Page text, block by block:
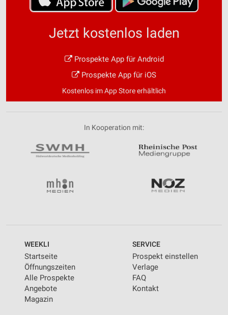
Jetzt kostenlos laden
Prospekte App für Android
Prospekte App für iOS
Kostenlos im App Store erhältlich
In Kooperation mit:
WEEKLI
Startseite
Öffnungszeiten
Alle Prospekte
Angebote
Magazin
SERVICE
Prospekt einstellen
Verlage
FAQ
Kontakt